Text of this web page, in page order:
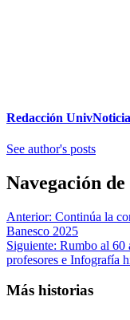
Redacción
See author's posts
Navegación
Anterior: Continúa la
Banesco 2025
Siguiente: Rumbo al 60
profesores e Infografía
Más historias